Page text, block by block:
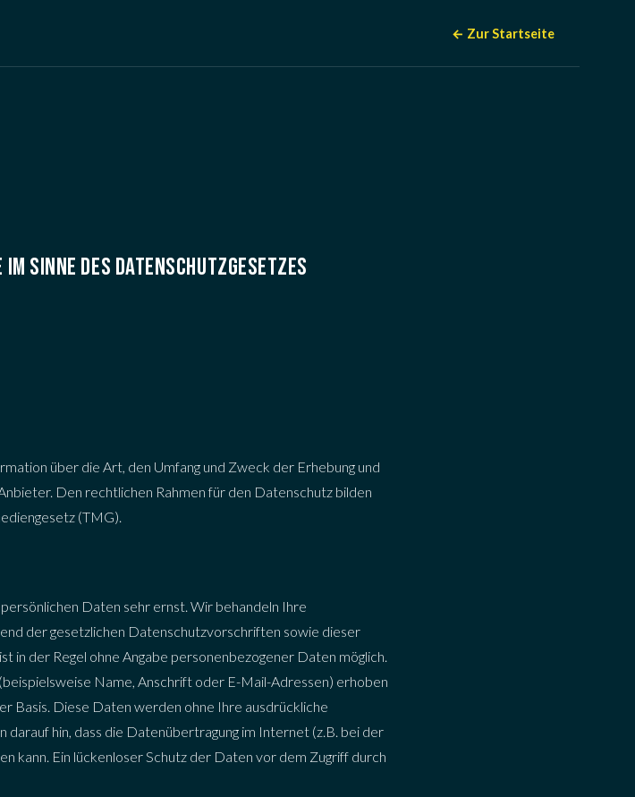
← Zur Startseite
SINNE DES DATENSCHUTZGESETZES
über die Art, den Umfang und Zweck der Erhebung und
Den rechtlichen Rahmen für den Datenschutz bilden
(TMG).
Daten sehr ernst. Wir behandeln Ihre
der gesetzlichen Datenschutzvorschriften sowie dieser
in der Regel ohne Angabe personenbezogener Daten möglich.
Name, Anschrift oder E-Mail-Adressen) erhoben
Basis. Diese Daten werden ohne Ihre ausdrückliche
hin, dass die Datenübertragung im Internet (z.B. bei der
kann. Ein lückenloser Schutz der Daten vor dem Zugriff durch